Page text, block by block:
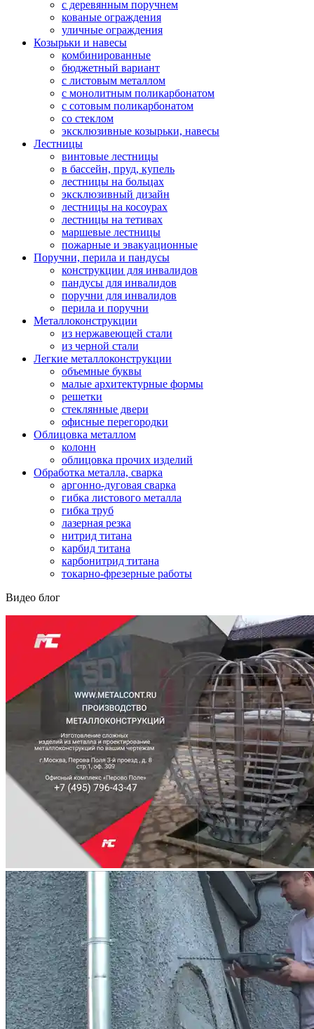
с деревянным поручнем
кованые ограждения
уличные ограждения
Козырьки и навесы
комбинированные
бюджетный вариант
с листовым металлом
с монолитным поликарбонатом
с сотовым поликарбонатом
со стеклом
эксклюзивные козырьки, навесы
Лестницы
винтовые лестницы
в бассейн, пруд, купель
лестницы на больцах
эксклюзивный дизайн
лестницы на косоурах
лестницы на тетивах
маршевые лестницы
пожарные и эвакуационные
Поручни, перила и пандусы
конструкции для инвалидов
пандусы для инвалидов
поручни для инвалидов
перила и поручни
Металлоконструкции
из нержавеющей стали
из черной стали
Легкие металлоконструкции
объемные буквы
малые архитектурные формы
решетки
стеклянные двери
офисные перегородки
Облицовка металлом
колонн
облицовка прочих изделий
Обработка металла, сварка
аргонно-дуговая сварка
гибка листового металла
гибка труб
лазерная резка
нитрид титана
карбид титана
карбонитрид титана
токарно-фрезерные работы
Видео блог